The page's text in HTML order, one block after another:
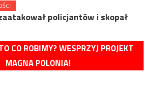
policjantów i skopał
CO ROBIMY? WESPRZYJ PROJEKT
MAGNA POLONIA!